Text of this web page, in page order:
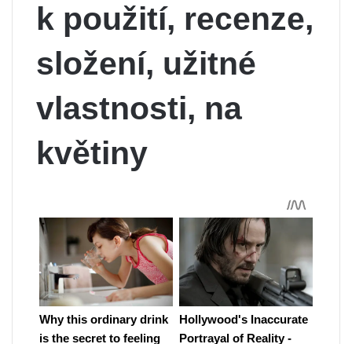
k použití, recenze,
složení, užitné
vlastnosti, na
květiny